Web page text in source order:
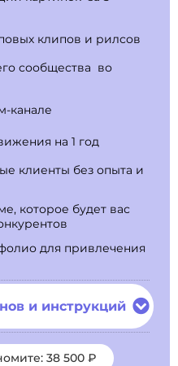
клипов и рилсов
сообщества во
канале
на 1 год
клиенты без опыта и
которое будет вас
для привлечения
❆
и инструкций
38 500 ₽